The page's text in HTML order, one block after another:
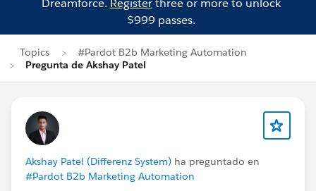
Dreamforce. Registerthree or more to unlock
$999 passes.
Topics
#Pardot B2b Marketing Automation
Pregunta de Akshay Patel
Akshay Patel (Differenz System) ha preguntado en
#Pardot B2b Marketing Automation